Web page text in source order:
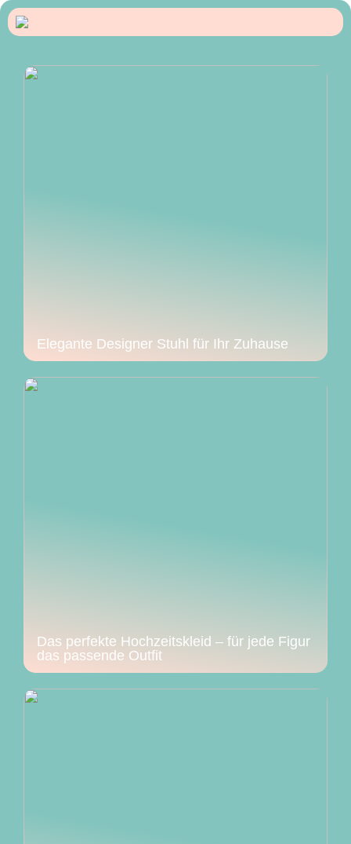
Elegante Designer Stuhl für Ihr Zuhause
Das perfekte Hochzeitskleid – für jede Figur
das passende Outfit